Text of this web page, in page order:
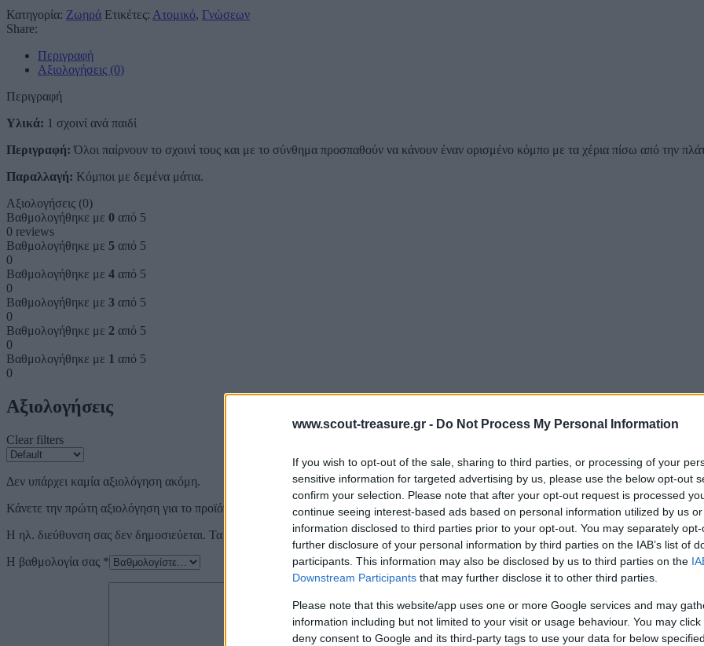
www.scout-treasure.gr - Do Not Process My Personal Information
If you wish to opt-out of the sale, sharing to third parties, or processing of your
sensitive information for targeted advertising by us, please use the below opt-out
confirm your selection. Please note that after your opt-out request is processed
continue seeing interest-based ads based on personal information utilized by us
information disclosed to third parties prior to your opt-out. You may separately
further disclosure of your personal information by third parties on the IAB’s list of
participants. This information may also be disclosed by us to third parties on the
Downstream Participants that may further disclose it to other third parties.
Please note that this website/app uses one or more Google services and may
information including but not limited to your visit or usage behaviour. You may
deny consent to Google and its third-party tags to use your data for below
Κατηγορία: Ζωηρά Ετικέτες: Ατομικό, Γνώσεων
Share:
Περιγραφή
Αξιολογήσεις (0)
Περιγραφή
Υλικά: 1 σχοινί ανά παιδί
Περιγραφή: Όλοι παίρνουν το σχοινί τους και με το σύνθημα προσπαθούν να κάνουν έναν ορισμένο κόμπο με τα χέρια πίσω από την
Παραλλαγή: Κόμποι με δεμένα μάτια.
Αξιολογήσεις (0)
Βαθμολογήθηκε με 0 από 5
0 reviews
Βαθμολογήθηκε με 5 από 5
0
Βαθμολογήθηκε με 4 από 5
0
Βαθμολογήθηκε με 3 από 5
0
Βαθμολογήθηκε με 2 από 5
0
Βαθμολογήθηκε με 1 από 5
0
Αξιολογήσεις
Clear filters
Δεν υπάρχει καμία αξιολόγηση ακόμη.
Κάνετε την πρώτη αξιολόγηση για το προϊόν: “ΠΙΣΩΠΛΑΤΟΙ ΚΟΜΠΟΙ”
Η ηλ. διεύθυνση σας δεν δημοσιεύεται. Τα υποχρεωτικά πεδία σημειώνονται με *
Η βαθμολογία σας *